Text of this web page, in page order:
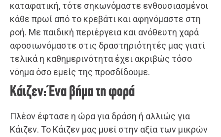
καταφατική, τότε σηκωνόμαστε ενθουσιασμένοι
κάθε πρωί από το κρεβάτι και αφηνόμαστε στη
ροή. Με παιδική περιέργεια και ανόθευτη χαρά
αφοσιωνόμαστε στις δραστηριότητές μας γιατί
τελικά η καθημερινότητα έχει ακριβώς τόσο
νόημα όσο εμείς της προσδίδουμε.
Κάιζεν: Ένα βήμα τη φορά
Πλέον έφτασε η ώρα για δράση ή αλλιώς για
Κάιζεν. Το Κάιζεν μας μυεί στην αξία των μικρών